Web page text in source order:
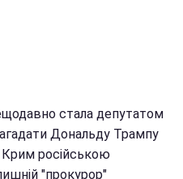
стала депутатом
Дональду Трампу
Крим російською
"прокурор"